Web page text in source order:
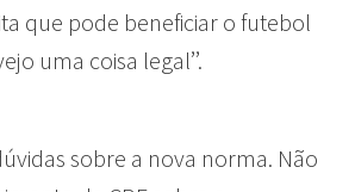
que pode beneficiar o futebol
uma coisa legal’’.
sobre a nova norma. Não